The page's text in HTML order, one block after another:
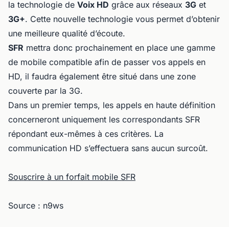
la technologie de Voix HD grâce aux réseaux 3G et
3G+. Cette nouvelle technologie vous permet d’obtenir
une meilleure qualité d’écoute.
SFR mettra donc prochainement en place une gamme
de mobile compatible afin de passer vos appels en
HD, il faudra également être situé dans une zone
couverte par la 3G.
Dans un premier temps, les appels en haute définition
concerneront uniquement les correspondants SFR
répondant eux-mêmes à ces critères. La
communication HD s’effectuera sans aucun surcoût.
Souscrire à un forfait mobile SFR
Source : n9ws